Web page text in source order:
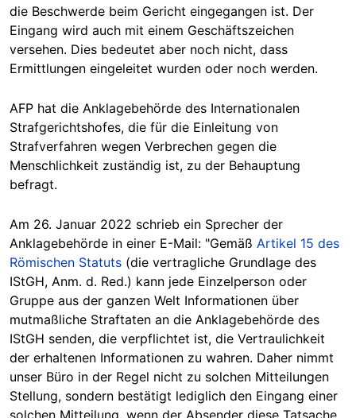
die Beschwerde beim Gericht eingegangen ist. Der
Eingang wird auch mit einem Geschäftszeichen
versehen. Dies bedeutet aber noch nicht, dass
Ermittlungen eingeleitet wurden oder noch werden.
AFP hat die Anklagebehörde des Internationalen
Strafgerichtshofes, die für die Einleitung von
Strafverfahren wegen Verbrechen gegen die
Menschlichkeit zuständig ist, zu der Behauptung
befragt.
Am 26. Januar 2022 schrieb ein Sprecher der
Anklagebehörde in einer E-Mail: "Gemäß Artikel 15 des
Römischen Statuts (die vertragliche Grundlage des
IStGH, Anm. d. Red.) kann jede Einzelperson oder
Gruppe aus der ganzen Welt Informationen über
mutmaßliche Straftaten an die Anklagebehörde des
IStGH senden, die verpflichtet ist, die Vertraulichkeit
der erhaltenen Informationen zu wahren. Daher nimmt
unser Büro in der Regel nicht zu solchen Mitteilungen
Stellung, sondern bestätigt lediglich den Eingang einer